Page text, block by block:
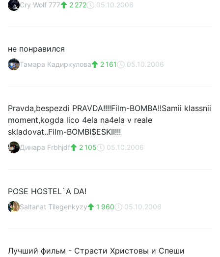
Cry Wolf 777 2 272 05.10.2006
не понравился
Тамара Кадиркулова 2 161 05.10.2006
Pravda,bespezdi PRAVDA!!!!Film-BOMBA!!Samii klassnii
moment,kogda lico 4ela na4ela v reale
skladovat..Film-BOMBI$ESKII!!!
Динара Frbhjdf 2 105 05.10.2006
POSE HOSTEL`A DA!
Saltanat Tilegenkyzy 1 960 05.10.2006
Лучший фильм - Страсти Христовы и Спеши